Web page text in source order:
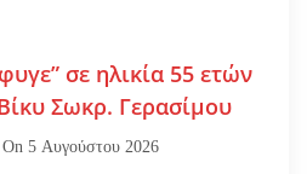
σε ηλικία 55 ετών
Σωκρ. Γερασίμου
On5 Αυγούστου 2026